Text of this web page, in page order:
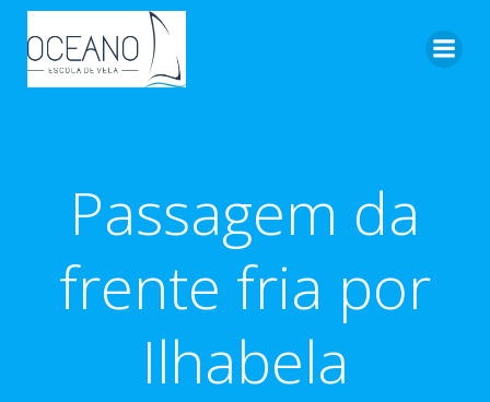
Passagem da
frente fria por
Ilhabela